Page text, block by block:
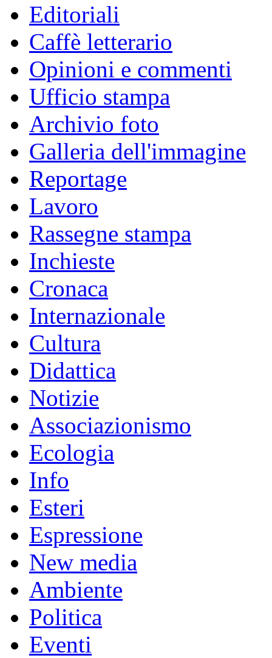
Editoriali
Caffè letterario
Opinioni e commenti
Ufficio stampa
Archivio foto
Galleria dell'immagine
Reportage
Lavoro
Rassegne stampa
Inchieste
Cronaca
Internazionale
Cultura
Didattica
Notizie
Associazionismo
Ecologia
Info
Esteri
Espressione
New media
Ambiente
Politica
Eventi